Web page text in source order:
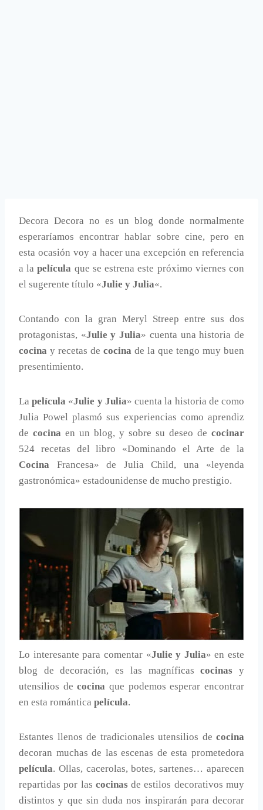
Decora Decora no es un blog donde normalmente
esperaríamos encontrar hablar sobre cine, pero en
esta ocasión voy a hacer una excepción en referencia
a lapelícula que se estrena este próximo viernes con
el sugerente título «Julie y Julia«.
Contando con la gran Meryl Streep entre sus dos
protagonistas, «Julie y Julia» cuenta una historia de
cocina y recetas de cocina de la que tengo muy buen
presentimiento.
Lapelícula «Julie y Julia» cuenta la historia de como
Julia Powel plasmó sus experiencias como aprendiz
de cocina en un blog, y sobre su deseo de cocinar
524 recetas del libro «Dominando el Arte de la
Cocina Francesa» de Julia Child, una «leyenda
gastronómica» estadounidense de mucho prestigio.
Lo interesante para comentar «Julie y Julia» en este
blog de decoración, es las magníficascocinas y
utensilios decocina que podemos esperar encontrar
en esta romántica película.
Estantes llenos de tradicionales utensilios de cocina
decoran muchas de las escenas de esta prometedora
película. Ollas, cacerolas, botes, sartenes… aparecen
repartidas por las cocinasde estilos decorativos muy
distintos y que sin duda nos inspirarán para decorar